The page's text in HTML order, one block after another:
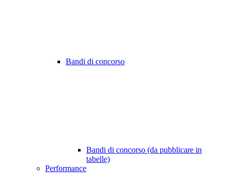
Bandi di concorso
Bandi di concorso (da pubblicare in
tabelle)
Performance